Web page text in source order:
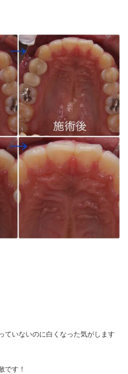
ていないのに白くなった気がします
です！